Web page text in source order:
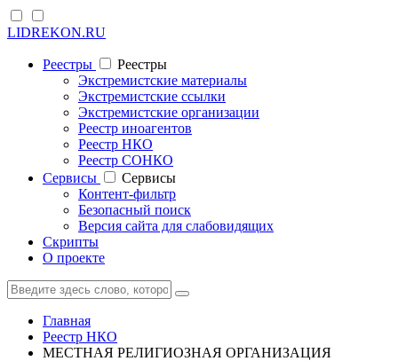
LIDREKON.RU
Реестры
Реестры
Экстремистские материалы
Экстремистские ссылки
Экстремистские организации
Реестр иноагентов
Реестр НКО
Реестр СОНКО
Cервисы
Cервисы
Контент-фильтр
Безопасный поиск
Версия сайта для слабовидящих
Скрипты
О проекте
Главная
Реестр НКО
МЕСТНАЯ РЕЛИГИОЗНАЯ ОРГАНИЗАЦИЯ